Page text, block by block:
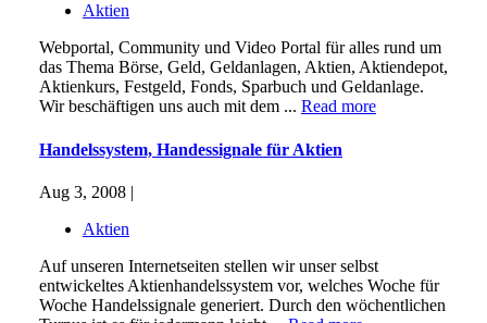
Aktien
Webportal, Community und Video Portal für alles rund um
das Thema Börse, Geld, Geldanlagen, Aktien, Aktiendepot,
Aktienkurs, Festgeld, Fonds, Sparbuch und Geldanlage.
Wir beschäftigen uns auch mit dem ... Read more
Handelssystem, Handessignale für Aktien
Aug 3, 2008 |
Aktien
Auf unseren Internetseiten stellen wir unser selbst
entwickeltes Aktienhandelssystem vor, welches Woche für
Woche Handelssignale generiert. Durch den wöchentlichen